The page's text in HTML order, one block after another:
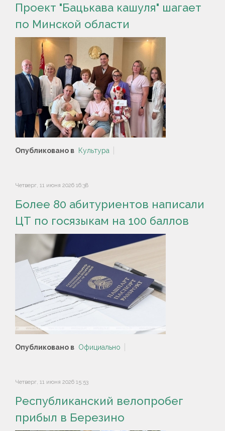
Проект "Бацькава кашуля" шагает
по Минской области
Опубликовано в Культура
Четверг, 11 июня 2026 16:38
Более 80 абитуриентов написали
ЦТ по госязыкам на 100 баллов
Опубликовано в Официально
Четверг, 11 июня 2026 15:53
Республиканский велопробег
прибыл в Березино